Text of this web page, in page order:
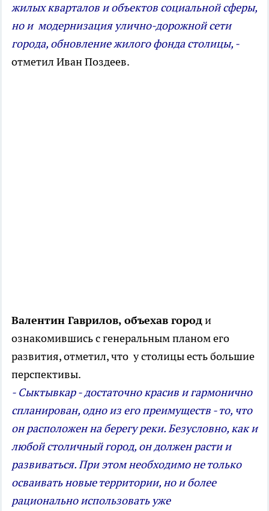
жилых кварталов и объектов социальной сферы,
но и модернизация улично-дорожной сети
города, обновление жилого фонда столицы, -
отметил Иван Поздеев.
Валентин Гаврилов, объехав городи
ознакомившись с генеральным планом его
развития, отметил, что у столицы есть большие
перспективы.
- Сыктывкар - достаточно красив и гармонично
спланирован, одно из его преимуществ - то, что
он расположен на берегу реки. Безусловно, как и
любой столичный город, он должен расти и
развиваться. При этом необходимо не только
осваивать новые территории, но и более
рационально использовать уже